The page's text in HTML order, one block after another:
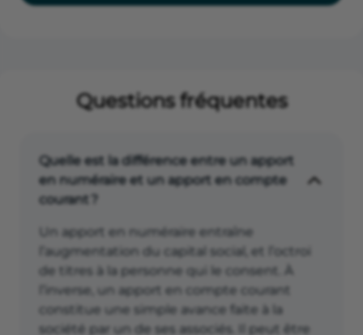
Questions fréquentes
Quelle est la différence entre un apport
en numéraire et un apport en compte
courant ?
Un apport en numéraire entraîne
l’augmentation du capital social, et l’octroi
de titres à la personne qui le consent. À
l’inverse, un apport en compte courant
constitue une simple avance faite à la
société par un de ses associés. Il peut être